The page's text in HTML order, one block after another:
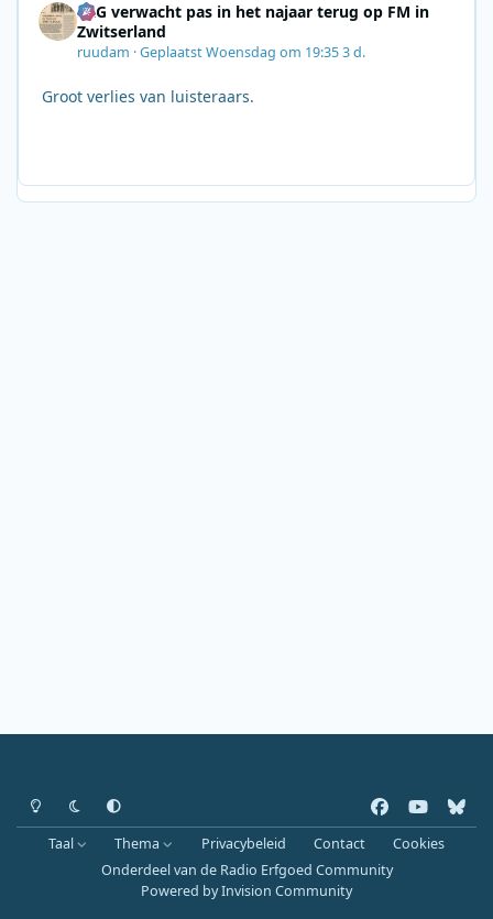
SRG verwacht pas in het najaar terug op FM in
Zwitserland
ruudam ·GeplaatstWoensdag om 19:353 d.
Groot verlies van luisteraars.
Heldere modus
Donkere modus
Systeemvoorkeur
a
c
e
o
u
b
l
u
Taal Thema Privacybeleid Contact
Cookies
Onderdeel van de Radio Erfgoed Community
Powered byInvision Community